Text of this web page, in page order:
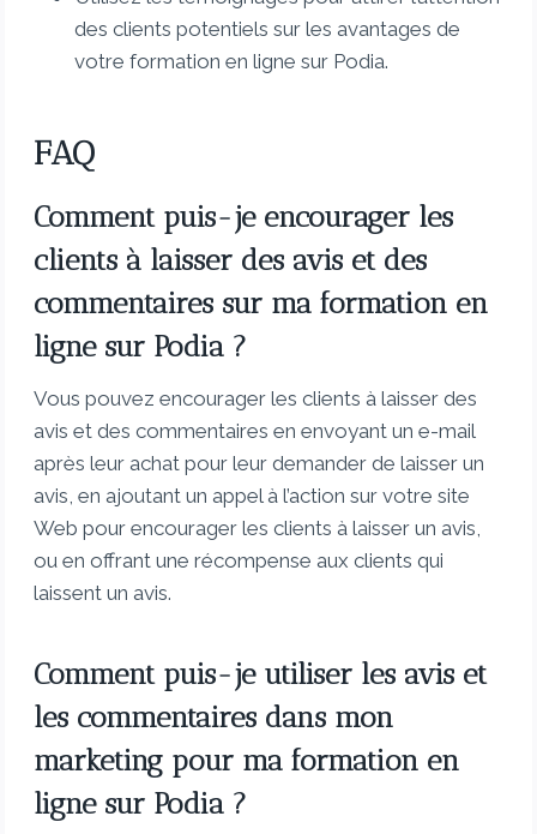
des clients potentiels sur les avantages de
votre formation en ligne sur Podia.
FAQ
Comment puis-je encourager les
clients à laisser des avis et des
commentaires sur ma formation en
ligne sur Podia ?
Vous pouvez encourager les clients à laisser des
avis et des commentaires en envoyant un e-mail
après leur achat pour leur demander de laisser un
avis, en ajoutant un appel à l’action sur votre site
Web pour encourager les clients à laisser un avis,
ou en offrant une récompense aux clients qui
laissent un avis.
Comment puis-je utiliser les avis et
les commentaires dans mon
marketing pour ma formation en
ligne sur Podia ?